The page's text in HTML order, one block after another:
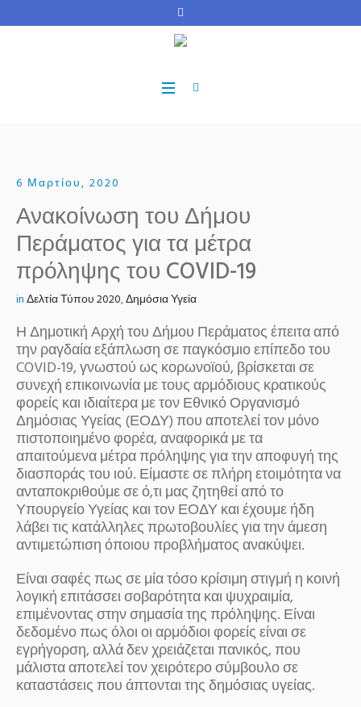
6 Μαρτίου, 2020
Ανακοίνωση του Δήμου
Περάματος για τα μέτρα
πρόληψης του COVID-19
inΔελτία Τύπου 2020,Δημόσια Υγεία
Η Δημοτική Αρχή του Δήμου Περάματος έπειτα από
την ραγδαία εξάπλωση σε παγκόσμιο επίπεδο του
COVID-19, γνωστού ως κορωνοϊού, βρίσκεται σε
συνεχή επικοινωνία με τους αρμόδιους κρατικούς
φορείς και ιδιαίτερα με τον Εθνικό Οργανισμό
Δημόσιας Υγείας (ΕΟΔΥ) που αποτελεί τον μόνο
πιστοποιημένο φορέα, αναφορικά με τα
απαιτούμενα μέτρα πρόληψης για την αποφυγή της
διασποράς του ιού. Είμαστε σε πλήρη ετοιμότητα να
ανταποκριθούμε σε ό,τι μας ζητηθεί από το
Υπουργείο Υγείας και τον ΕΟΔΥ και έχουμε ήδη
λάβει τις κατάλληλες πρωτοβουλίες για την άμεση
αντιμετώπιση όποιου προβλήματος ανακύψει.
Είναι σαφές πως σε μία τόσο κρίσιμη στιγμή η κοινή
λογική επιτάσσει σοβαρότητα και ψυχραιμία,
επιμένοντας στην σημασία της πρόληψης. Είναι
δεδομένο πως όλοι οι αρμόδιοι φορείς είναι σε
εγρήγορση, αλλά δεν χρειάζεται πανικός, που
μάλιστα αποτελεί τον χειρότερο σύμβουλο σε
καταστάσεις που άπτονται της δημόσιας υγείας.